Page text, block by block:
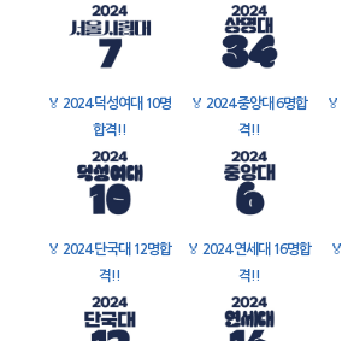
🏅 2024 덕성여대 10명
합격!!
🏅 2024 중앙대 6명합
격!!
🏅
🏅 2024 단국대 12명합
격!!
🏅 2024 연세대 16명합
격!!
🏅